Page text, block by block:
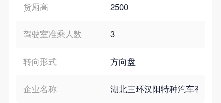
货厢高 2500
驾驶室准乘人数 3
转向形式 方向盘
企业名称 湖北三环汉阳特种汽车有限